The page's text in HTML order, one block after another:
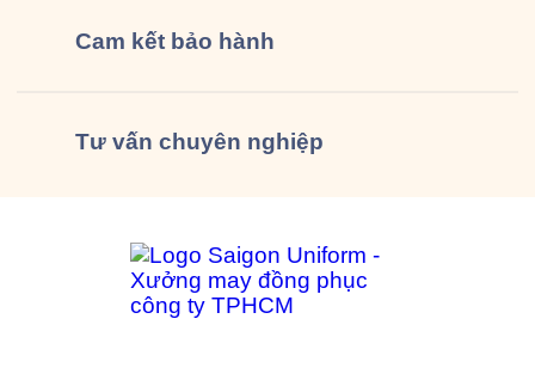
Cam kết bảo hành
Tư vấn chuyên nghiệp